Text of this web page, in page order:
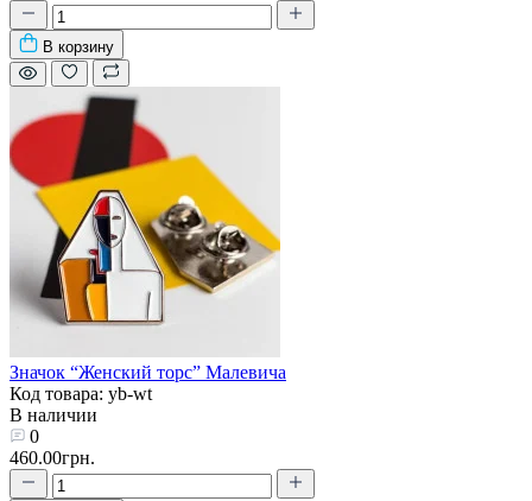
В корзину
Значок “Женский торс” Малевича
Код товара: yb-wt
В наличии
0
460.00грн.